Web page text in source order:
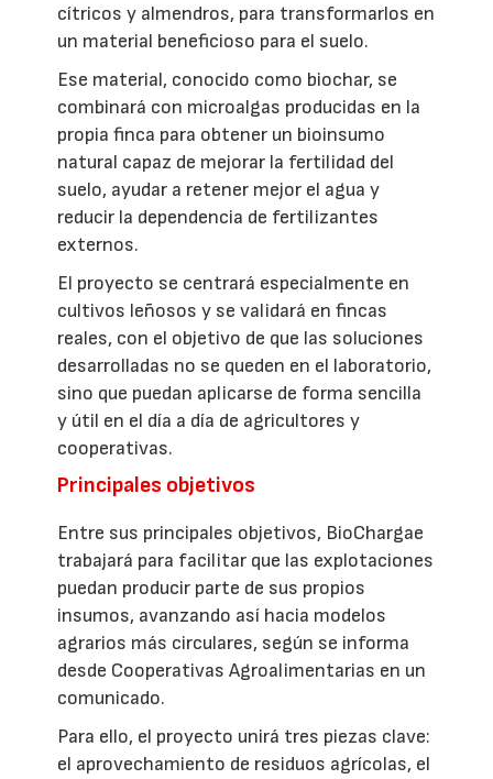
cítricos y almendros, para transformarlos en
un material beneficioso para el suelo.
Ese material, conocido como biochar, se
combinará con microalgas producidas en la
propia finca para obtener un bioinsumo
natural capaz de mejorar la fertilidad del
suelo, ayudar a retener mejor el agua y
reducir la dependencia de fertilizantes
externos.
El proyecto se centrará especialmente en
cultivos leñosos y se validará en fincas
reales, con el objetivo de que las soluciones
desarrolladas no se queden en el laboratorio,
sino que puedan aplicarse de forma sencilla
y útil en el día a día de agricultores y
cooperativas.
Principales objetivos
Entre sus principales objetivos, BioChargae
trabajará para facilitar que las explotaciones
puedan producir parte de sus propios
insumos, avanzando así hacia modelos
agrarios más circulares, según se informa
desde Cooperativas Agroalimentarias en un
comunicado.
Para ello, el proyecto unirá tres piezas clave:
el aprovechamiento de residuos agrícolas, el